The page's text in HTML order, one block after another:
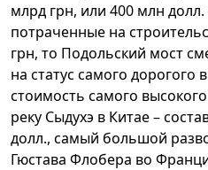
млрд грн, или 400 млн долл.
потраченные на
грн, то Подольский мост
на статус самого дорогого
стоимость самого
реку Сыдухэ в Китае –
долл., самый большой
Гюстава Флобера во